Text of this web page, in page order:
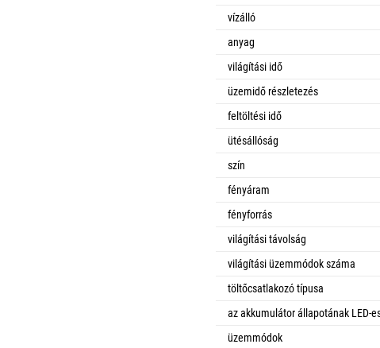
vízálló
anyag
világítási idő
üzemidő részletezés
feltöltési idő
ütésállóság
szín
fényáram
fényforrás
világítási távolság
világítási üzemmódok száma
töltőcsatlakozó típusa
az akkumulátor állapotának LED-
üzemmódok